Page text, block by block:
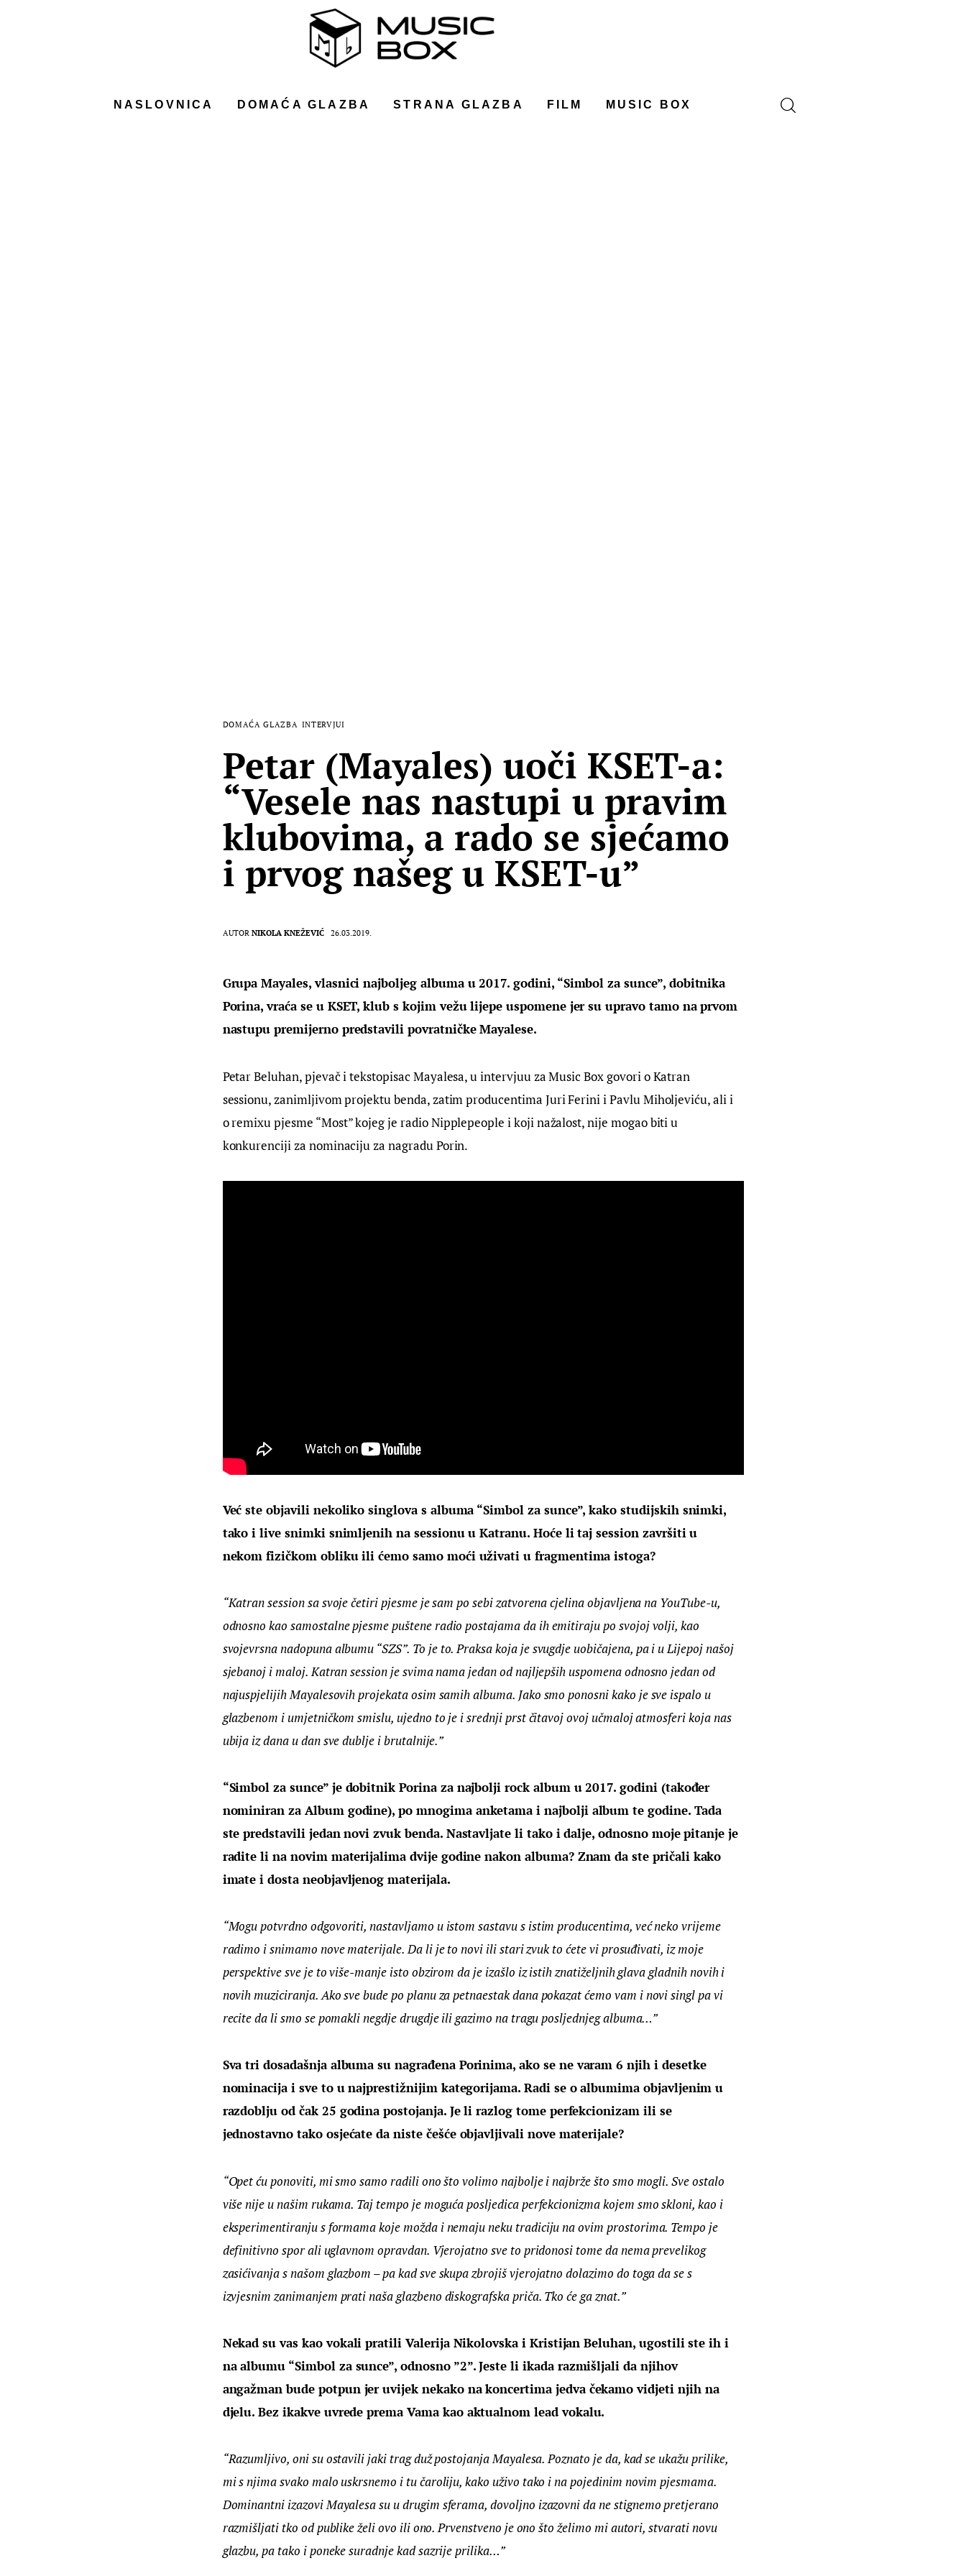
NASLOVNICA DOMAĆA GLAZBA STRANA GLAZBA FILM MUSIC BOX
DOMAĆA GLAZBA INTERVJUI
Petar (Mayales) uoči KSET-a:
“Vesele nas nastupi u pravim
klubovima, a rado se sjećamo
i prvog našeg u KSET-u”
AUTOR NIKOLA KNEŽEVIĆ 26.03.2019.
Grupa Mayales, vlasnici najboljeg albuma u 2017. godini, “Simbol za sunce”, dobitnika
Porina, vraća se u KSET, klub s kojim vežu lijepe uspomene jer su upravo tamo na prvom
nastupu premijerno predstavili povratničke Mayalese.
Petar Beluhan, pjevač i tekstopisac Mayalesa, u intervjuu za Music Box govori o Katran
sessionu, zanimljivom projektu benda, zatim producentima Juri Ferini i Pavlu Miholjeviću, ali i
o remixu pjesme “Most” kojeg je radio Nipplepeople i koji nažalost, nije mogao biti u
konkurenciji za nominaciju za nagradu Porin.
Već ste objavili nekoliko singlova s albuma “Simbol za sunce”, kako studijskih snimki,
tako i live snimki snimljenih na sessionu u Katranu. Hoće li taj session završiti u
nekom fizičkom obliku ili ćemo samo moći uživati u fragmentima istoga?
“Katran session sa svoje četiri pjesme je sam po sebi zatvorena cjelina objavljena na YouTube-u,
odnosno kao samostalne pjesme puštene radio postajama da ih emitiraju po svojoj volji, kao
svojevrsna nadopuna albumu “SZS”. To je to. Praksa koja je svugdje uobičajena, pa i u Lijepoj našoj
sjebanoj i maloj. Katran session je svima nama jedan od najljepših uspomena odnosno jedan od
najuspjelijih Mayalesovih projekata osim samih albuma. Jako smo ponosni kako je sve ispalo u
glazbenom i umjetničkom smislu, ujedno to je i srednji prst čitavoj ovoj učmaloj atmosferi koja nas
ubija iz dana u dan sve dublje i brutalnije.”
“Simbol za sunce” je dobitnik Porina za najbolji rock album u 2017. godini (također
nominiran za Album godine), po mnogima anketama i najbolji album te godine. Tada
ste predstavili jedan novi zvuk benda. Nastavljate li tako i dalje, odnosno moje pitanje je
radite li na novim materijalima dvije godine nakon albuma? Znam da ste pričali kako
imate i dosta neobjavljenog materijala.
“Mogu potvrdno odgovoriti, nastavljamo u istom sastavu s istim producentima, već neko vrijeme
radimo i snimamo nove materijale. Da li je to novi ili stari zvuk to ćete vi prosuđivati, iz moje
perspektive sve je to više-manje isto obzirom da je izašlo iz istih znatiželjnih glava gladnih novih i
novih muziciranja. Ako sve bude po planu za petnaestak dana pokazat ćemo vam i novi singl pa vi
recite da li smo se pomakli negdje drugdje ili gazimo na tragu posljednjeg albuma…”
Sva tri dosadašnja albuma su nagrađena Porinima, ako se ne varam 6 njih i desetke
nominacija i sve to u najprestižnijim kategorijama. Radi se o albumima objavljenim u
razdoblju od čak 25 godina postojanja. Je li razlog tome perfekcionizam ili se
jednostavno tako osjećate da niste češće objavljivali nove materijale?
“Opet ću ponoviti, mi smo samo radili ono što volimo najbolje i najbrže što smo mogli. Sve ostalo
više nije u našim rukama. Taj tempo je moguća posljedica perfekcionizma kojem smo skloni, kao i
eksperimentiranju s formama koje možda i nemaju neku tradiciju na ovim prostorima. Tempo je
definitivno spor ali uglavnom opravdan. Vjerojatno sve to pridonosi tome da nema prevelikog
zasićivanja s našom glazbom – pa kad sve skupa zbrojiš vjerojatno dolazimo do toga da se s
izvjesnim zanimanjem prati naša glazbeno diskografska priča. Tko će ga znat.”
Nekad su vas kao vokali pratili Valerija Nikolovska i Kristijan Beluhan, ugostili ste ih i
na albumu “Simbol za sunce”, odnosno ”2”. Jeste li ikada razmišljali da njihov
angažman bude potpun jer uvijek nekako na koncertima jedva čekamo vidjeti njih na
djelu. Bez ikakve uvrede prema Vama kao aktualnom lead vokalu.
“Razumljivo, oni su ostavili jaki trag duž postojanja Mayalesa. Poznato je da, kad se ukažu prilike,
mi s njima svako malo uskrsnemo i tu čaroliju, kako uživo tako i na pojedinim novim pjesmama.
Dominantni izazovi Mayalesa su u drugim sferama, dovoljno izazovni da ne stignemo pretjerano
razmišljati tko od publike želi ovo ili ono. Prvenstveno je ono što želimo mi autori, stvarati novu
glazbu, pa tako i poneke suradnje kad sazrije prilika…”